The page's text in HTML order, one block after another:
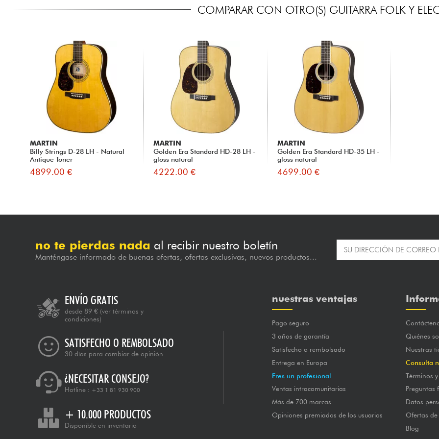
COMPARAR CON OTRO(S) GUITARRA FOLK Y
MARTIN
Billy Strings D-28 LH - Natural
Antique Toner
4899.00 €
MARTIN
Golden Era Standard HD-28 LH -
gloss natural
4222.00 €
MARTIN
Golden Era Standard HD-35 LH -
gloss natural
4699.00 €
no te pierdas nada al recibir nuestro boletín
Manténgase informado de buenas ofertas, ofertas exclusivas, nuevos productos...
ENVÍO GRATIS
desde 89 € (ver términos y
condiciones)
SATISFECHO O REMBOLSADO
30 días para cambiar de opinión
¿NECESITAR CONSEJO?
Hotline : +33 1 81 930 900
+ 10.000 PRODUCTOS
Disponible en inventario
nuestras ventajas
Pago seguro
3 años de garantía
Satisfecho o rembolsado
Entrega en Europa
Eres un profesional
Ventas intracomunitarias
Más de 700 marcas
Opiniones premiados de los usuarios
Quiénes
Nuestras
Consulta
Términos
Preguntas
Datos
Ofertas
Blog